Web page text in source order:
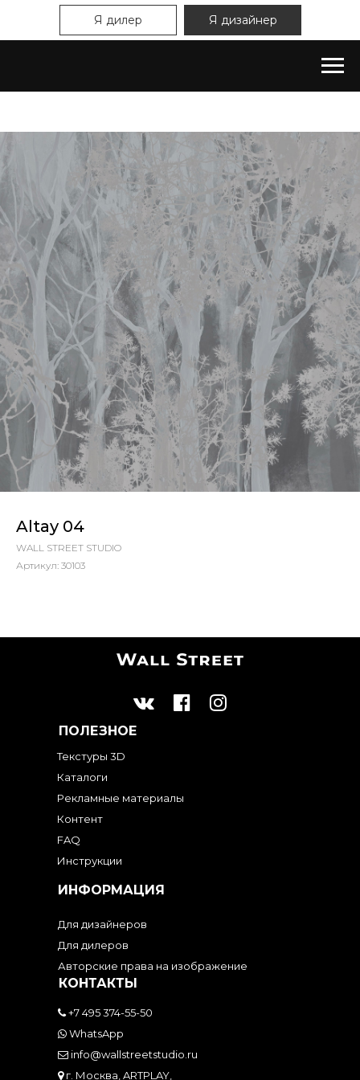
Я дилер Я дизайнер
Altay 04
WALL STREET STUDIO
Артикул: 30103
ПОЛЕЗНОЕ
Текстуры 3D
Каталоги
Рекламные материалы
Контент
FAQ
Инструкции
ИНФОРМАЦИЯ
Для дизайнеров
Для дилеров
Авторские права на изображение
КОНТАКТЫ
+7 495 374-55-50
WhatsApp
info@wallstreetstudio.ru
г. Москва, ARTPLAY,